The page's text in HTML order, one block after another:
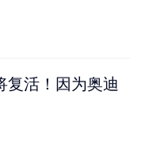
复活！因为奥迪